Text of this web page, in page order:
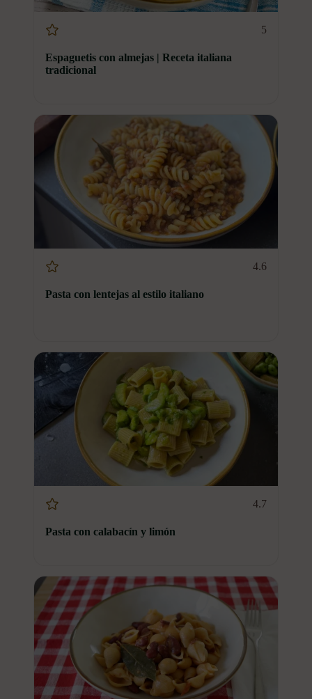
5
Espaguetis con almejas | Receta italiana
tradicional
4.6
Pasta con lentejas al estilo italiano
4.7
Pasta con calabacín y limón